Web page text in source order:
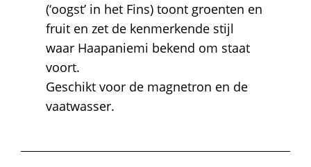
(‘oogst’ in het Fins) toont groenten en
fruit en zet de kenmerkende stijl
waar Haapaniemi bekend om staat
voort.
Geschikt voor de magnetron en de
vaatwasser.